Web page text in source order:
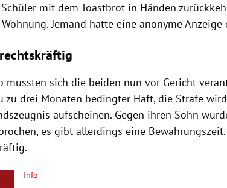
mit dem Toastbrot in Händen
Jemand hatte eine anonyme Anzeige
mussten sich die beiden nun vor Gericht
zu drei Monaten bedingter Haft, die Strafe
aufscheinen. Gegen ihren Sohn
es gibt allerdings eine
Info